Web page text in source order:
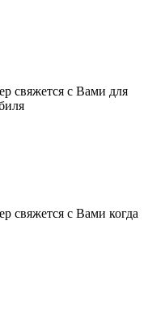
свяжется с Вами для
свяжется с Вами когда